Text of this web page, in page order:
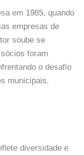
em 1985, quando
empresas de
soube se
foram
o desafio
municipais.
diversidade e